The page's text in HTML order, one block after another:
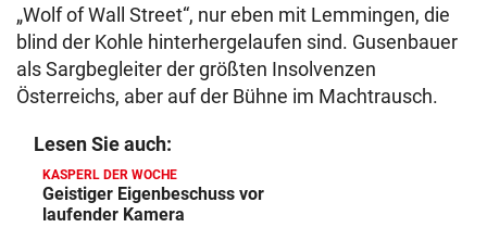
„Wolf of Wall Street“, nur eben mit Lemmingen, die
blind der Kohle hinterhergelaufen sind. Gusenbauer
als Sargbegleiter der größten Insolvenzen
Österreichs, aber auf der Bühne im Machtrausch.
Lesen Sie auch:
KASPERL DER WOCHE
Geistiger Eigenbeschuss vor
laufender Kamera